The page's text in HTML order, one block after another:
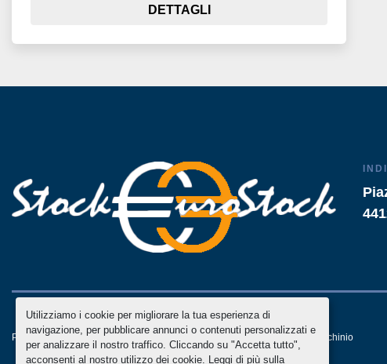
Utilizziamo i cookie per migliorare la tua esperienza di
navigazione, per pubblicare annunci o contenuti personalizzati e
per analizzare il nostro traffico. Cliccando su "Accetta tutto",
acconsenti al nostro utilizzo dei cookie. Leggi di più sulla
DETTAGLI
Personalizza le preferenze sui Cookies Machinio Systemsito web diMachinio